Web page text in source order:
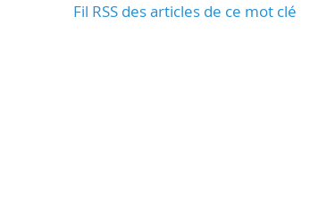
Fil RSS des articles de ce mot clé